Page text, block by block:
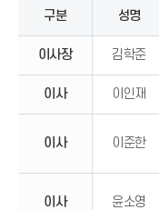
구분 성명
이사장 김학준
이사 이인재
이사 이준한
이사 윤소영